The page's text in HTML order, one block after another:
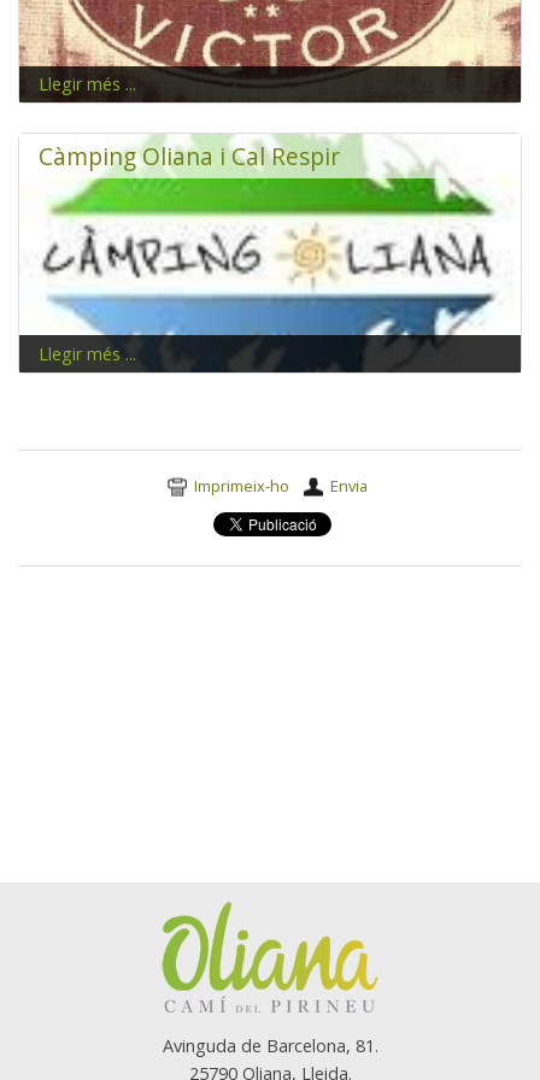
Fundat l'any 1887
Llegir més ...
Càmping Oliana i Cal Respir
Càmping Oliana us ofereix un ambient tranquil i familiar
Llegir més ...
Imprimeix-ho Envia
Avinguda de Barcelona, 81.
25790 Oliana, Lleida.